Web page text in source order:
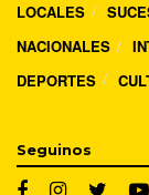
LOCALES
NACIONALES
DEPORTES
Seguinos